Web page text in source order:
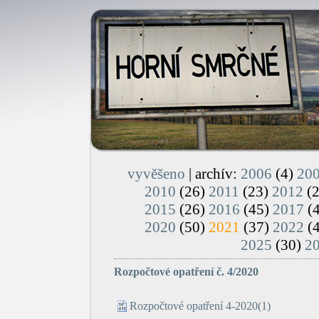
vyvěšeno | archív: 2006 (4)
2010 (26) 2011 (23) 2012
2015 (26) 2016 (45) 2017
2020 (50) 2021 (37) 2022
2025 (30)
Rozpočtové opatření č. 4/2020
Rozpočtové opatření 4-2020(1)